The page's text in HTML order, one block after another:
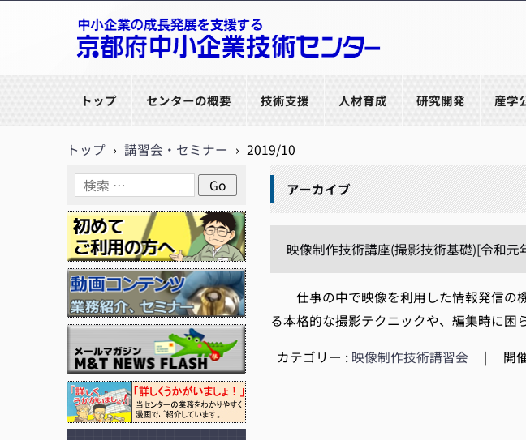
トップ センターの概要 技術支援 人材育成 研究開発 産学
トップ › 講習会・セミナー › 2019/10
アーカイブ
映像制作技術講座(撮影技術基礎)[令和元
仕事の中で映像を利用した情報発信の
る本格的な撮影テクニックや、編集時に
カテゴリー : 映像制作技術講習会 | 開